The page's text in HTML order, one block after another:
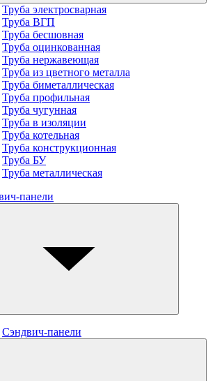
Труба электросварная
Труба ВГП
Труба бесшовная
Труба оцинкованная
Труба нержавеющая
Труба из цветного металла
Труба биметаллическая
Труба профильная
Труба чугунная
Труба в изоляции
Труба котельная
Труба конструкционная
Труба БУ
Труба металлическая
панели
Сэндвич-панели